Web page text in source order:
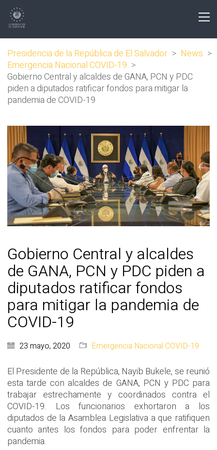
Presidencia de la República de El Salvador > News >
Emergencia Nacional COVID-19 >
Gobierno Central y alcaldes de GANA, PCN y PDC
piden a diputados ratificar fondos para mitigar la
pandemia de COVID-19
Gobierno Central y alcaldes
de GANA, PCN y PDC piden a
diputados ratificar fondos
para mitigar la pandemia de
COVID-19
23 mayo, 2020 Emergencia Nacional COVID-19
El Presidente de la República, Nayib Bukele, se reunió
esta tarde con alcaldes de GANA, PCN y PDC para
trabajar estrechamente y coordinados contra el
COVID-19. Los funcionarios exhortaron a los
diputados de la Asamblea Legislativa a que ratifiquen
cuanto antes los fondos para poder enfrentar la
pandemia.